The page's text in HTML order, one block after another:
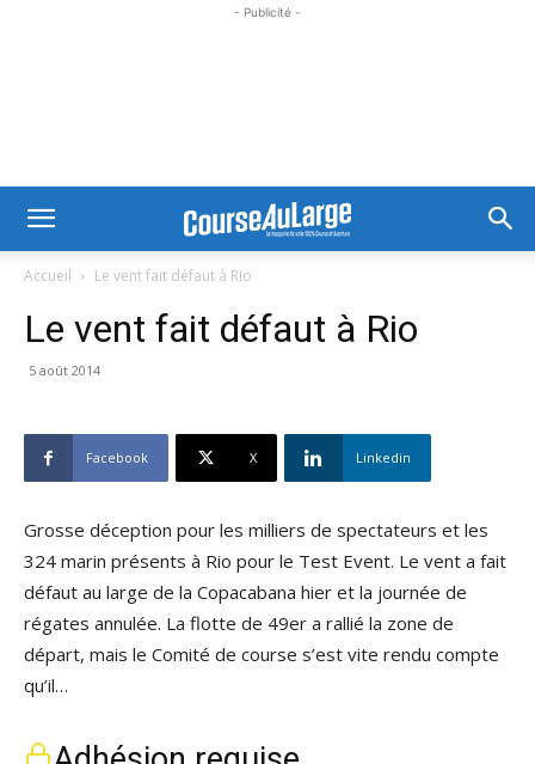
- Publicité -
Accueil Le vent fait défaut à Rio
Le vent fait défaut à Rio
5 août 2014
Facebook X Linkedin
Grosse déception pour les milliers de spectateurs et les
324 marin présents à Rio pour le Test Event. Le vent a fait
défaut au large de la Copacabana hier et la journée de
régates annulée. La flotte de 49er a rallié la zone de
départ, mais le Comité de course s’est vite rendu compte
qu’il…